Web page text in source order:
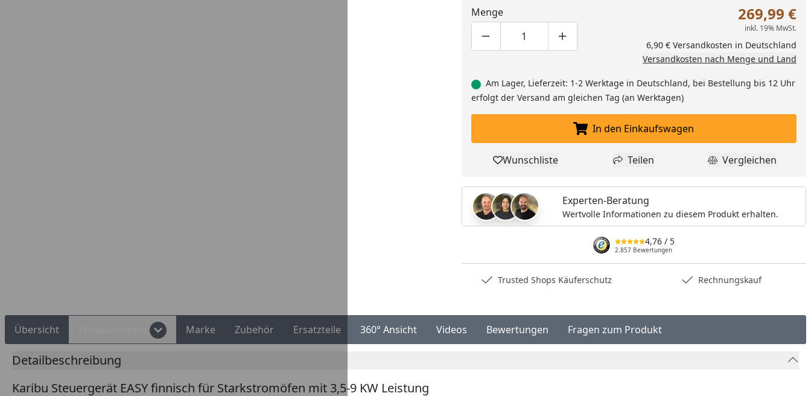
Menge
Produktmenge um eins verringern
Produktmenge manuell eingeben
Produktmenge um eins erhöhen
269,99 €
inkl. 19% MwSt.
6,90 € Versandkosten in Deutschland
Versandkosten nach Menge und Land
Am Lager, Lieferzeit: 1-2 Werktage in Deutschland, bei Bestellung bis 12 Uhr
erfolgt der Versand am gleichen Tag (an Werktagen)
In den Einkaufswagen legen
In den Einkaufswagen
Produkt zur Wunschliste hinzufügen
Wunschliste Teilen
Teilen Produkt
Vergleichen
Experten-Beratung
Wertvolle Informationen zu diesem Produkt erhalten.
4,76 / 5
2.857 Bewertungen
Trusted Shops Käuferschutz Rechnungskauf
Übersicht Marke Zubehör Ersatzteile 360° Ansicht Videos Bewertungen Fragen zum Produkt
Detailbeschreibung
Karibu Steuergerät EASY finnisch für Starkstromöfen mit 3,5-9 KW Leistung